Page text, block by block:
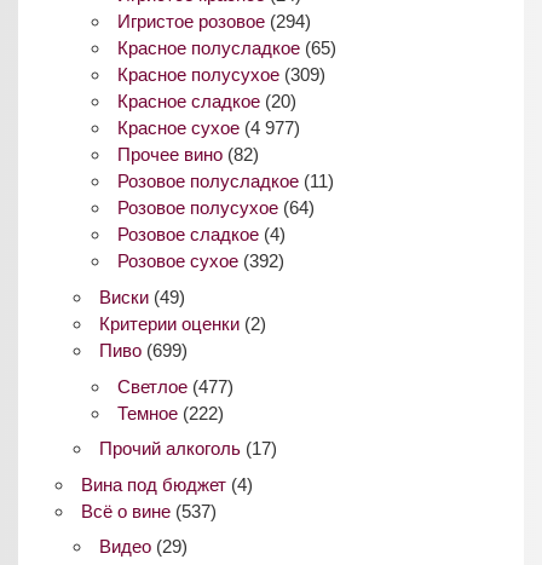
Игристое розовое (294)
Красное полусладкое (65)
Красное полусухое (309)
Красное сладкое (20)
Красное сухое (4 977)
Прочее вино (82)
Розовое полусладкое (11)
Розовое полусухое (64)
Розовое сладкое (4)
Розовое сухое (392)
Виски(49)
Критерии оценки(2)
Пиво(699)
Светлое (477)
Темное (222)
Прочий алкоголь(17)
Вина под бюджет(4)
Всё о вине(537)
Видео(29)